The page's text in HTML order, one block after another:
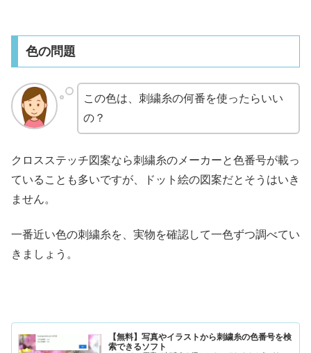
色の問題
この色は、刺繍糸の何番を使ったらいい
の？
クロスステッチ図案なら刺繍糸のメーカーと色番号が載っ
ていることも多いですが、ドット絵の図案だとそうはいき
ません。
一番近い色の刺繍糸を、実物を確認して一色ずつ調べてい
きましょう。
【無料】写真やイラストから刺繍糸の色番号を検
索できるソフト